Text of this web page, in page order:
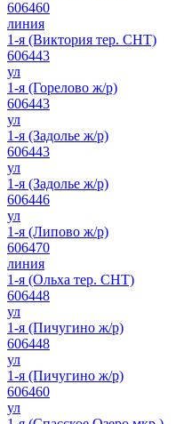
606460
линия
1-я (Виктория тер. СНТ)
606443
ул
1-я (Горелово ж/р)
606443
ул
1-я (Задолье ж/р)
606443
ул
1-я (Задолье ж/р)
606446
ул
1-я (Липово ж/р)
606470
линия
1-я (Ольха тер. СНТ)
606448
ул
1-я (Пичугино ж/р)
606448
ул
1-я (Пичугино ж/р)
606460
ул